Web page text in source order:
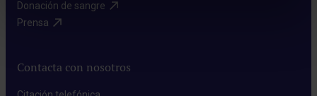
Donación de sangre​
Prensa​
Contacta con nosotros